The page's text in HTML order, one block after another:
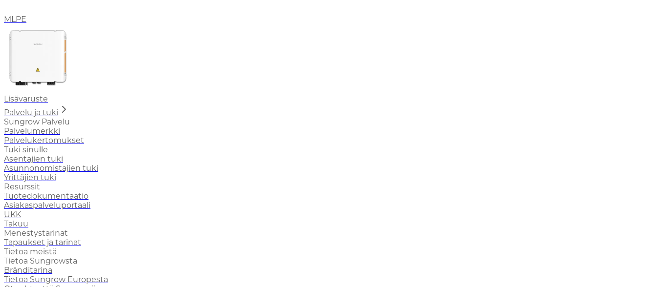
MLPE
Lisävaruste
Palvelu ja tuki
Sungrow Palvelu
Palvelumerkki
Palvelukertomukset
Tuki sinulle
Asentajien tuki
Asunnonomistajien tuki
Yrittäjien tuki
Resurssit
Tuotedokumentaatio
Asiakaspalveluportaali
UKK
Takuu
Menestystarinat
Tapaukset ja tarinat
Tietoa meistä
Tietoa Sungrowsta
Bränditarina
Tietoa Sungrow Europesta